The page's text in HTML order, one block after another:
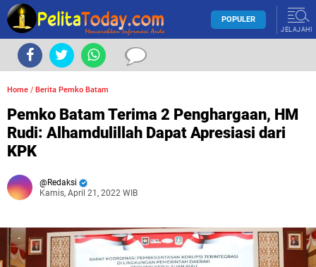
POPULER
JELAJAHI
Home / Berita Pemko Batam
Pemko Batam Terima 2 Penghargaan, HM
Rudi: Alhamdulillah Dapat Apresiasi dari
KPK
Redaksi
Kamis, April 21, 2022 WIB